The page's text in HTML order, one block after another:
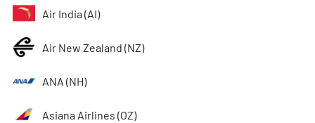
Air India (AI)
Air New Zealand (NZ)
ANA (NH)
Asiana Airlines (OZ)